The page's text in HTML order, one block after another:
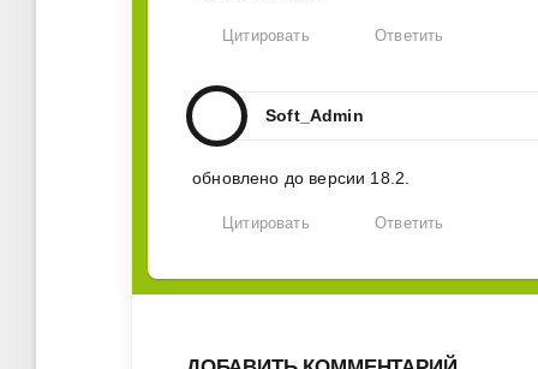
Цитировать Ответить
Soft_Admin
обновлено до версии 18.2.
Цитировать Ответить